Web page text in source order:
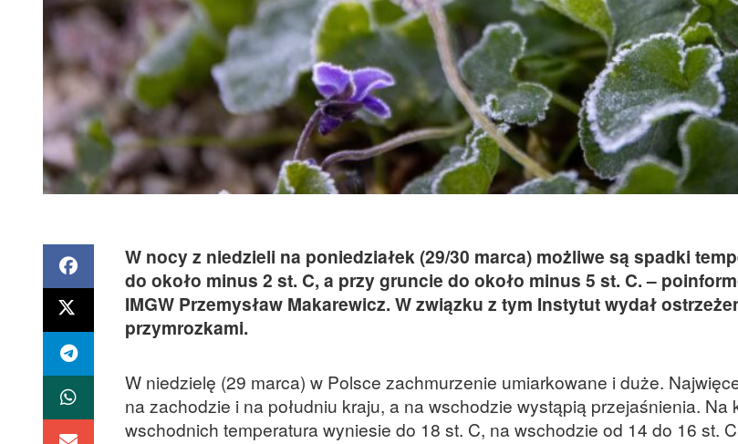
W nocy z niedzieli na poniedziałek (29/30 marca) możliwe są spadki
do około minus 2 st. C, a przy gruncie do około minus 5 st. C. –
IMGW Przemysław Makarewicz. W związku z tym Instytut wydał
przymrozkami.
W niedzielę (29 marca) w Polsce zachmurzenie umiarkowane i duże.
na zachodzie i na południu kraju, a na wschodzie wystąpią przejaśnienia. Na
wschodnich temperatura wyniesie do 18 st. C, na wschodzie od 14 do 16 st.